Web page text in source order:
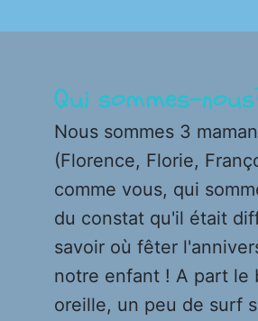
Qui sommes-
Nous sommes 3
(Florence, Florie,
comme vous, qui
du constat qu'il était
savoir où fêter
notre enfant ! A part le
oreille, un peu de surf